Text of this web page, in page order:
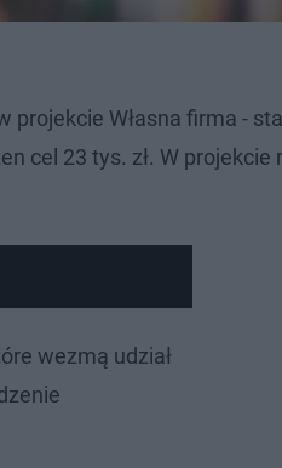
projekcie Własna firma -
cel 23 tys. zł. W projekcie
wezmą udział